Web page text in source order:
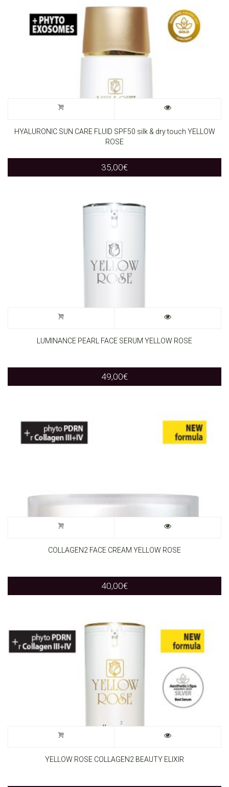
HYALURONIC SUN CARE FLUID SPF50 silk & dry touch YELLOW
ROSE
35,00€
LUMINANCE PEARL FACE SERUM YELLOW ROSE
49,00€
COLLAGEN2 FACE CREAM YELLOW ROSE
40,00€
YELLOW ROSE COLLAGEN2 BEAUTY ELIXIR